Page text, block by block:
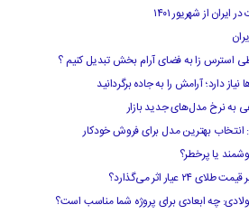
از شهریور ۱۴۰۱
استرس زا به فضای آرام بخش تبدیل کنیم ؟
دارد؛ آرامش را به جاده برگردانید
به نرخ مدل‌های جدید بازار
انتخاب بهترین مدل برای فروش خودکار
یا پرخطر؟
عیار اثر می‌گذارد؟
چه ابعادی برای پروژه شما مناسب است؟